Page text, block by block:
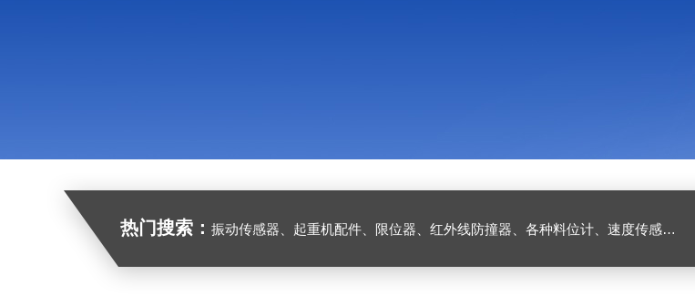
热门搜索： 振动传感器、起重机配件、限位器、红外线防撞器、各种料位计、速度传感器、堵煤开关等